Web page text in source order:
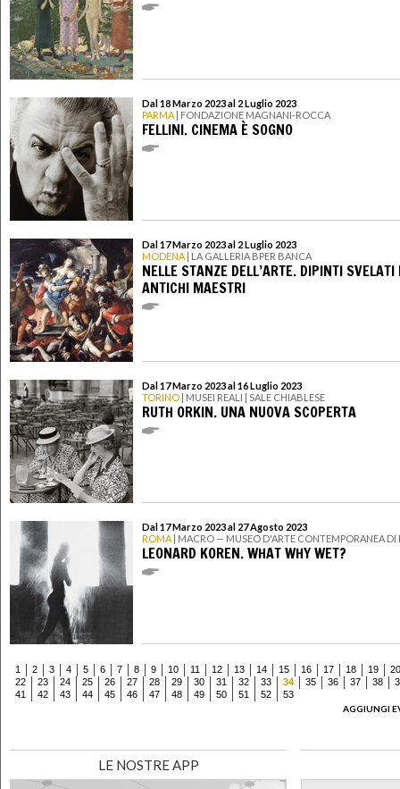
Dal 18 Marzo 2023 al 2 Luglio 2023
PARMA | FONDAZIONE MAGNANI-ROCCA
FELLINI. CINEMA È SOGNO
Dal 17 Marzo 2023 al 2 Luglio 2023
MODENA | LA GALLERIA BPER BANCA
NELLE STANZE DELL’ARTE. DIPINTI SVELATI
ANTICHI MAESTRI
Dal 17 Marzo 2023 al 16 Luglio 2023
TORINO | MUSEI REALI | SALE CHIABLESE
RUTH ORKIN. UNA NUOVA SCOPERTA
Dal 17 Marzo 2023 al 27 Agosto 2023
ROMA | MACRO — MUSEO D'ARTE CONTEMPORANEA DI
LEONARD KOREN. WHAT WHY WET?
1 2 3 4 5 6 7 8 9 10 11 12 13 14 15 16 17 18 19
20
22
23 24 25 26 27 28 29 30 31 32 33 34 35 36 37 38
41
42 43 44 45 46 47 48 49 50 51 52
53
AGGIUNGI
LE NOSTRE APP